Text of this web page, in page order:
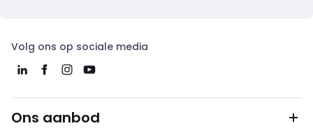
Volg ons op sociale media
Ons aanbod